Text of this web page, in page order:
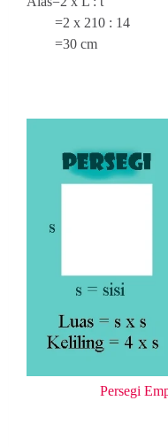
=2 x 210 : 14
=30 cm
Persegi